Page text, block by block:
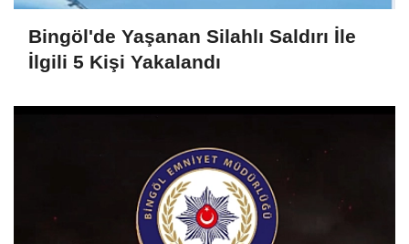
Bingöl'de Yaşanan Silahlı Saldırı İle
İlgili 5 Kişi Yakalandı